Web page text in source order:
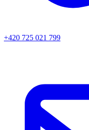
+420 725 021 799